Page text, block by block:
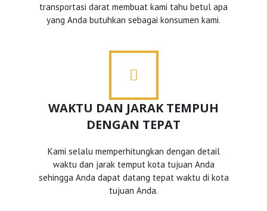
transportasi darat membuat kami tahu betul apa
yang Anda butuhkan sebagai konsumen kami.
WAKTU DAN JARAK TEMPUH
DENGAN TEPAT
Kami selalu memperhitungkan dengan detail
waktu dan jarak temput kota tujuan Anda
sehingga Anda dapat datang tepat waktu di kota
tujuan Anda.